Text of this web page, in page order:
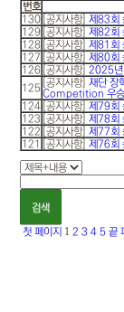
번호
130 [공지사항]제83회
129 [공지사항]제82회
128 [공지사항]제81회
127 [공지사항]제80회
126 [공지사항]2025년
125 [공지사항]재단
Competition 우승
124 [공지사항]제79회
123 [공지사항]제78회
122 [공지사항]제77회
121
[공지사항]제76회
검색
첫 페이지 1 2 3 4 5 끝